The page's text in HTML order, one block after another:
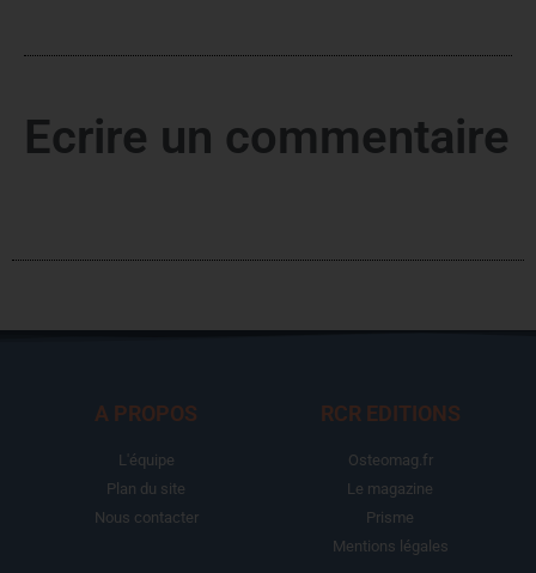
Ecrire un commentaire
A PROPOS
L'équipe
Plan du site
Nous contacter
RCR EDITIONS
Osteomag.fr
Le magazine
Prisme
Mentions légales